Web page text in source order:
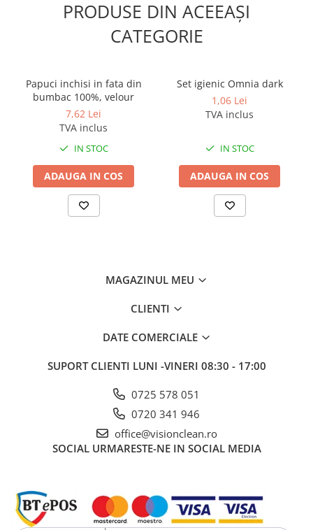
PRODUSE DIN ACEEAȘI
CATEGORIE
Papuci inchisi in fata din
bumbac 100%, velour
7,62 Lei
TVA inclus
IN STOC
ADAUGA IN COS
Set igienic Omnia dark
1,06 Lei
TVA inclus
IN STOC
ADAUGA IN COS
MAGAZINUL MEU
CLIENTI
DATE COMERCIALE
SUPORT CLIENTI LUNI -VINERI 08:30 - 17:00
0725 578 051
0720 341 946
office@visionclean.ro
SOCIAL URMARESTE-NE IN SOCIAL MEDIA